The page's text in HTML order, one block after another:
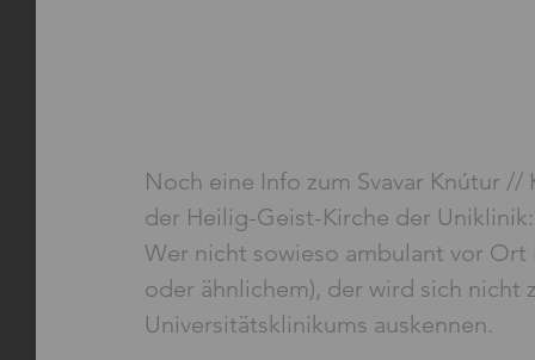
Noch eine Info zum Svavar Knútur
der Heilig-Geist-Kirche der Uniklinik:
Wer nicht sowieso ambulant vor
oder ähnlichem), der wird sich
Universitätsklinikums auskennen.